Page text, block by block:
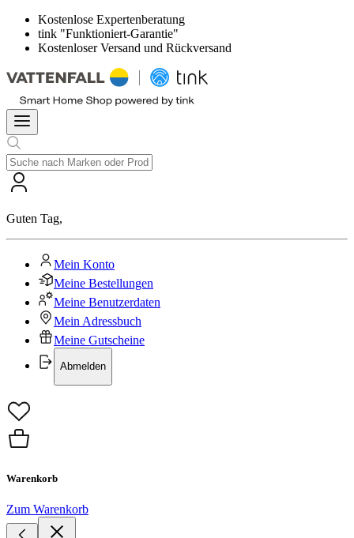
Kostenlose Expertenberatung
tink "Funktioniert-Garantie"
Kostenloser Versand und Rückversand
Guten Tag,
Mein Konto
Meine Bestellungen
Meine Benutzerdaten
Mein Adressbuch
Meine Gutscheine
Abmelden
Warenkorb
Zum Warenkorb